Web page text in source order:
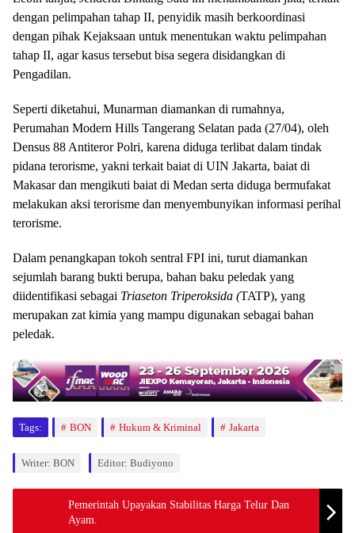
dengan pelimpahan tahap II, penyidik masih berkoordinasi
dengan pihak Kejaksaan untuk menentukan waktu pelimpahan
tahap II, agar kasus tersebut bisa segera disidangkan di
Pengadilan.
Seperti diketahui, Munarman diamankan di rumahnya,
Perumahan Modern Hills Tangerang Selatan pada (27/04), oleh
Densus 88 Antiteror Polri, karena diduga terlibat dalam tindak
pidana terorisme, yakni terkait baiat di UIN Jakarta, baiat di
Makasar dan mengikuti baiat di Medan serta diduga bermufakat
melakukan aksi terorisme dan menyembunyikan informasi perihal
terorisme.
Dalam penangkapan tokoh sentral FPI ini, turut diamankan
sejumlah barang bukti berupa, bahan baku peledak yang
diidentifikasi sebagai Triaseton Triperoksida (TATP), yang
merupakan zat kimia yang mampu digunakan sebagai bahan
peledak.
Tags: BON Hukum & Kriminal Jakarta
Writer: BON Editor: Budiyono
Pemerintah Upayakan Stabilitas Harga Telur Dan
Ayam.